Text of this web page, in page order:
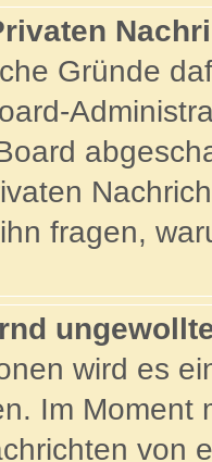
Gründe
fragen,
wird es
Im Moment
von